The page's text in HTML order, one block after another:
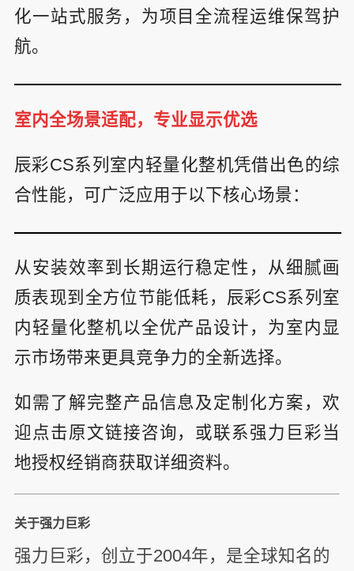
化一站式服务，为项目全流程运维保驾护
航。
室内全场景适配，专业显示优选
辰彩CS系列室内轻量化整机凭借出色的综
合性能，可广泛应用于以下核心场景：
从安装效率到长期运行稳定性，从细腻画
质表现到全方位节能低耗，辰彩CS系列室
内轻量化整机以全优产品设计，为室内显
示市场带来更具竞争力的全新选择。
如需了解完整产品信息及定制化方案，欢
迎点击原文链接咨询，或联系强力巨彩当
地授权经销商获取详细资料。
关于强力巨彩
强力巨彩，创立于2004年，是全球知名的